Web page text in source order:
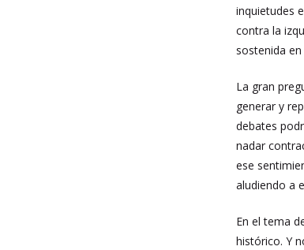
inquietudes
contra la
sostenida
La gran
generar y
debates
nadar
ese
aludiendo a
En el tema
histórico. Y